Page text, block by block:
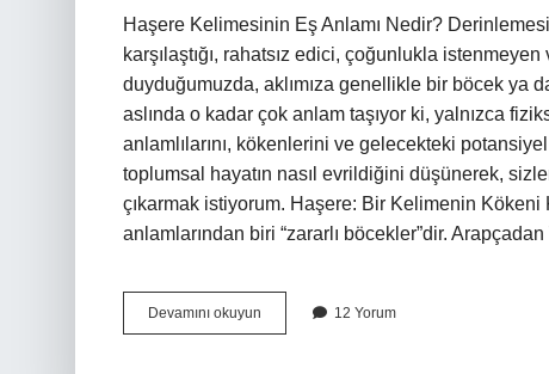
Haşere Kelimesinin Eş Anlamı Nedir?
karşılaştığı, rahatsız edici, çoğunlukla
duyduğumuzda, aklımıza genellikle bir böcek ya
aslında o kadar çok anlam taşıyor ki, yalnızca
anlamlılarını, kökenlerini ve gelecekteki
toplumsal hayatın nasıl evrildiğini düşünerek,
çıkarmak istiyorum. Haşere: Bir Kelimenin Kökeni
anlamlarından biri “zararlı böcekler”dir.
Devamını okuyun
kelimesinin
12 Yorum